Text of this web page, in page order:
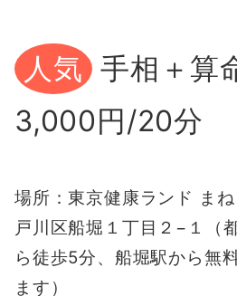
人気 手相＋算
3,000円/20分
場所：東京健康ランド ま
戸川区船堀１丁目２−１（
ら徒歩5分、船堀駅から無
ます）